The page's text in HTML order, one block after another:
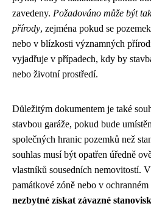
zavedeny. Požadováno může být
přírody, zejména pokud se
nebo v blízkosti významných
vyjadřuje v případech, kdy by
nebo životní prostředí.
Důležitým dokumentem je také
stavbou garáže, pokud bude
společných hranic pozemků než
souhlas musí být opatřen úředně
vlastníků sousedních nemovitostí.
památkové zóně nebo v
nezbytné získat závazné